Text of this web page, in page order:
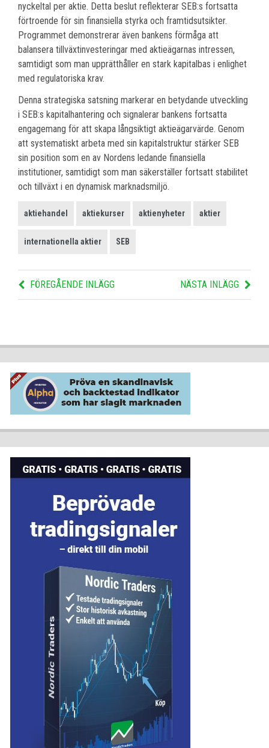
nyckeltal per aktie. Detta beslut reflekterar SEB:s fortsatta
förtroende för sin finansiella styrka och framtidsutsikter.
Programmet demonstrerar även bankens förmåga att
balansera tillväxtinvesteringar med aktieägarnas intressen,
samtidigt som man upprätthåller en stark kapitalbas i enlighet
med regulatoriska krav.
Denna strategiska satsning markerar en betydande utveckling
i SEB:s kapitalhantering och signalerar bankens fortsatta
engagemang för att skapa långsiktigt aktieägarvärde. Genom
att systematiskt arbeta med sin kapitalstruktur stärker SEB
sin position som en av Nordens ledande finansiella
institutioner, samtidigt som man säkerställer fortsatt stabilitet
och tillväxt i en dynamisk marknadsmiljö.
aktiehandel aktiekurser aktienyheter aktier
internationella aktier SEB
FÖREGÅENDE INLÄGG NÄSTA INLÄGG